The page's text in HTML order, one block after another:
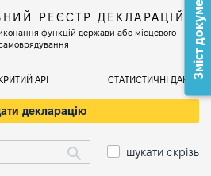
РЕЄСТР ДЕКЛАРАЦІЙ
функцій держави або місцевого
АРІ СТАТИСТИЧНІ ДАНІ
декларацію
шукати скрізь
Зміст документа